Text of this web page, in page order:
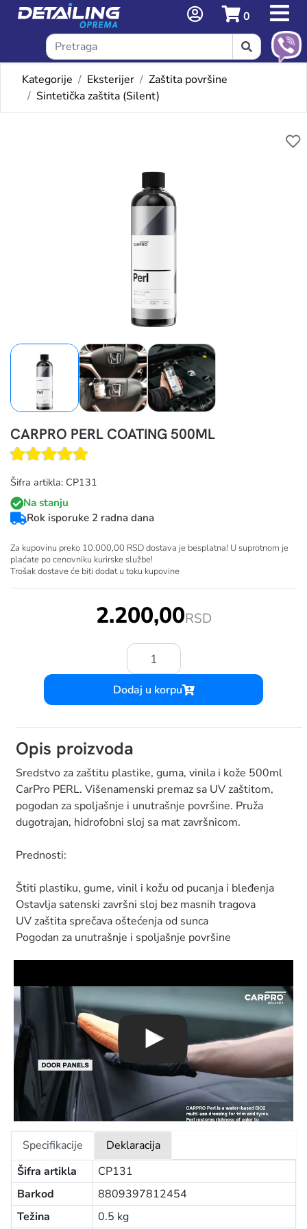
0
Kategorije Eksterijer
Zaštita površine
Sintetička zaštita (Silent)
CARPRO PERL COATING 500ML
Šifra artikla: CP131
Na stanju
Rok isporuke 2 radna dana
Za kupovinu preko 10.000,00 RSD dostava je besplatna! U suprotnom je
plaćate po cenovniku kurirske službe!
Trošak dostave će biti dodat u toku kupovine
2.200,00RSD
Količina:
Dodaj u korpu
CARPRO PERL COATING
Opis proizvoda
Sredstvo za zaštitu plastike, guma, vinila i kože 500ml
CarPro PERL. Višenamenski premaz sa UV zaštitom,
pogodan za spoljašnje i unutrašnje površine. Pruža
dugotrajan, hidrofobni sloj sa mat završnicom.
Prednosti:
Štiti plastiku, gume, vinil i kožu od pucanja i bleđenja
Ostavlja satenski završni sloj bez masnih tragova
UV zaštita sprečava oštećenja od sunca
Pogodan za unutrašnje i spoljašnje površine
Specifikacije
Deklaracija
Šifra artikla
CP131
Barkod
8809397812454
Težina
0.5 kg